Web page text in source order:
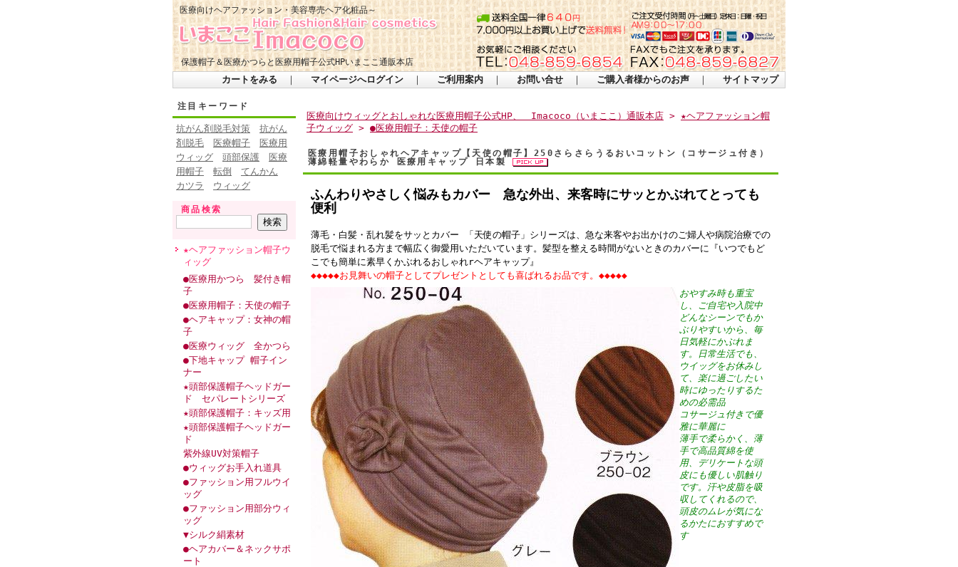
保護帽子＆医療かつらと医療用帽子公式HPいまここ通販本店
医療向けヘアファッション・美容専売ヘア化粧品～
カートをみる ｜ マイページへログイン ｜ ご利用案内 ｜ お問い合せ ｜ ご購入者様からのお声 ｜ サイトマップ
注目キーワード
抗がん剤脱毛対策
抗がん
剤脱毛
医療帽子
医療用
ウィッグ
頭部保護
医療
用帽子
転倒
てんかん
カツラ
ウィッグ
商品検索
★ヘアファッション帽子ウ
ィッグ
●医療用かつら 髪付き帽
子
●医療用帽子：天使の帽子
●ヘアキャップ：女神の帽
子
●医療ウィッグ 全かつら
●下地キャップ 帽子イン
ナー
★頭部保護帽子ヘッドガー
ド セパレートシリーズ
★頭部保護帽子：キッズ用
★頭部保護帽子ヘッドガー
ド
紫外線UV対策帽子
●ウィッグお手入れ道具
●ファッション用フルウイ
ッグ
●ファッション用部分ウィ
ッグ
▼シルク絹素材
●ヘアカバー＆ネックサポ
ート
医療向けウィッグとおしゃれな医療用帽子公式HP、 Imacoco（いまここ）通販本店 > ★ヘアファッション帽
子ウィッグ > ●医療用帽子：天使の帽子
医療用帽子おしゃれヘアキャップ【天使の帽子】250さらさらうるおいコットン（コサージュ付き）
薄綿軽量やわらか 医療用キャップ 日本製
ふんわりやさしく悩みもカバー 急な外出、来客時にサッとかぶれてとっても
便利
薄毛・白髪・乱れ髪をサッとカバー 「天使の帽子」シリーズは、急な来客やお出かけのご婦人や病院治療での
脱毛で悩まれる方まで幅広く御愛用いただいています。髪型を整える時間がないときのカバーに『いつでもど
こでも簡単に素早くかぶれるおしゃれrヘアキャップ』
◆◆◆◆◆お見舞いの帽子としてプレゼントとしても喜ばれるお品です。◆◆◆◆◆
おやすみ時も重宝
し、ご自宅や入院中
どんなシーンでもか
ぶりやすいから、毎
日気軽にかぶれま
す。日常生活でも、
ウイッグをお休みし
て、楽に過ごしたい
時にゆったりするた
めの必需品
コサージュ付きで優
雅に華麗に
薄手で柔らかく、薄
手で高品質綿を使
用、デリケートな頭
皮にも優しい肌触り
です。汗や皮脂を吸
収してくれるので、
頭皮のムレが気にな
るかたにおすすめで
す